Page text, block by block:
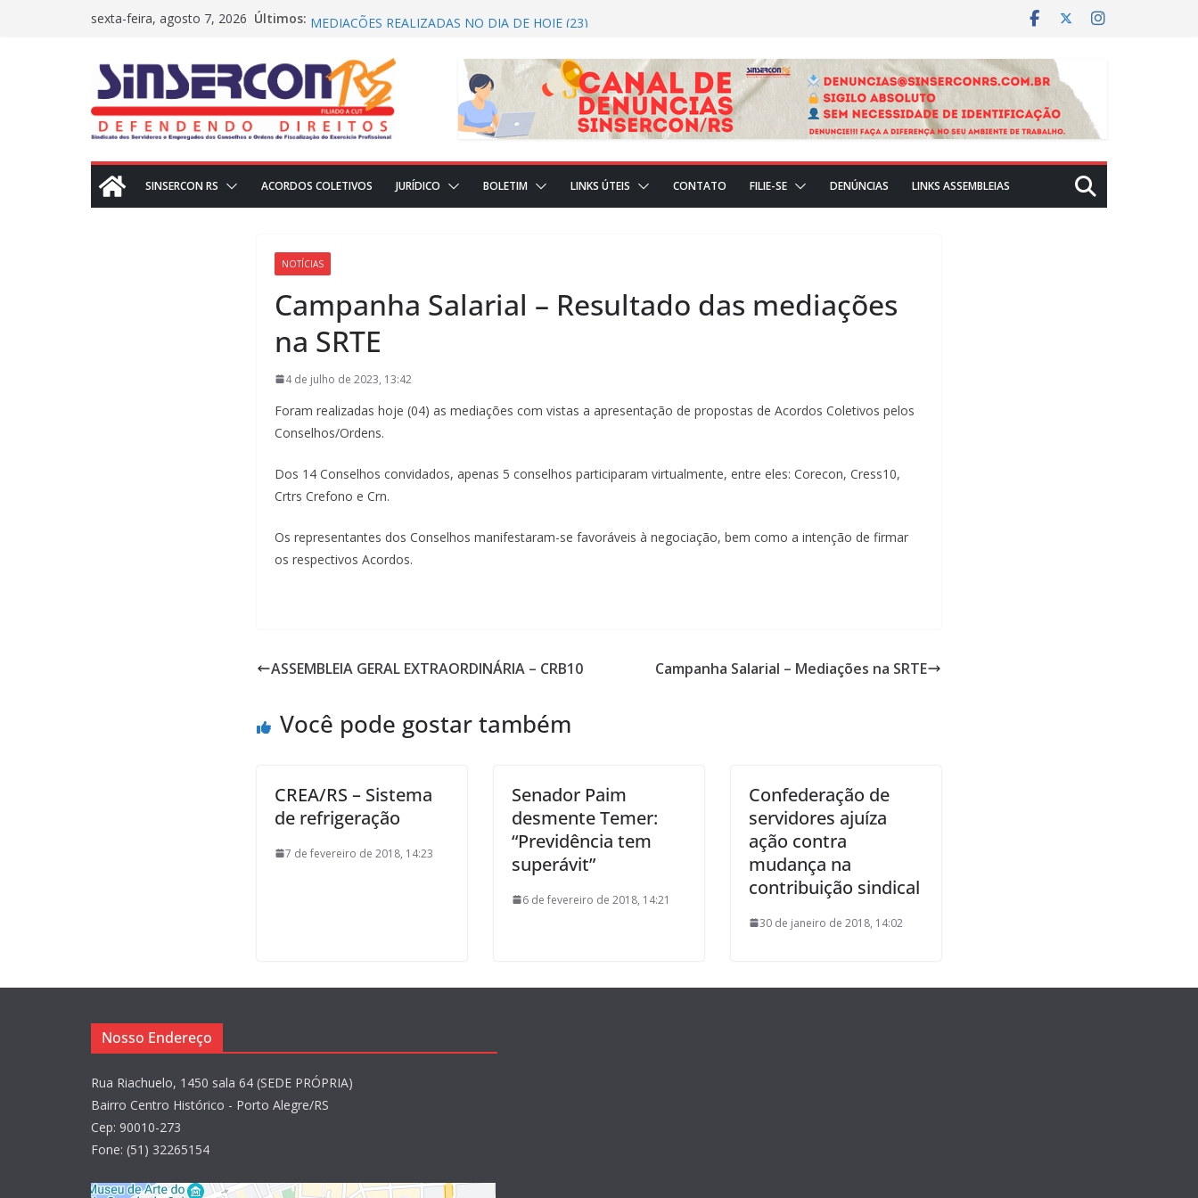
sexta-feira, agosto 7, 2026 Últimos:
MEDIAÇÕES REALIZADAS NO DIA DE HOJE (23)
Dissídio 2025
PROTESTO JUDICIAL
SINSERCON RS ACORDOS COLETIVOS JURÍDICO BOLETIM LINKS ÚTEIS CONTATO FILIE-SE DENÚNCIAS LINKS ASSEMBLEIAS
NOTÍCIAS
Campanha Salarial – Resultado das mediações
na SRTE
4 de julho de 2023, 13:42
Foram realizadas hoje (04) as mediações com vistas a apresentação de propostas de Acordos Coletivos pelos
Conselhos/Ordens.
Dos 14 Conselhos convidados, apenas 5 conselhos participaram virtualmente, entre eles: Corecon, Cress10,
Crtrs Crefono e Crn.
Os representantes dos Conselhos manifestaram-se favoráveis à negociação, bem como a intenção de firmar
os respectivos Acordos.
ASSEMBLEIA GERAL EXTRAORDINÁRIA – CRB10 Campanha Salarial – Mediações na SRTE
Você pode gostar também
CREA/RS – Sistema
de refrigeração
7 de fevereiro de 2018, 14:23
Senador Paim
desmente Temer:
“Previdência tem
superávit”
6 de fevereiro de 2018, 14:21
Confederação de
servidores ajuíza
ação contra
mudança na
contribuição sindical
30 de janeiro de 2018, 14:02
Nosso Endereço
Rua Riachuelo, 1450 sala 64 (SEDE PRÓPRIA)
Bairro Centro Histórico - Porto Alegre/RS
Cep: 90010-273
Fone: (51) 32265154